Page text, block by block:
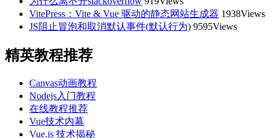
VitePress：Vite & Vue 驱动的静态网站生成器 1938Views
JS阻止冒泡和取消默认事件(默认行为) 9595Views
精英教程推荐
Canvas动画教程
Nodejs入门教程
在线教程推荐
Vue技术内幕
Vue.js 技术揭秘